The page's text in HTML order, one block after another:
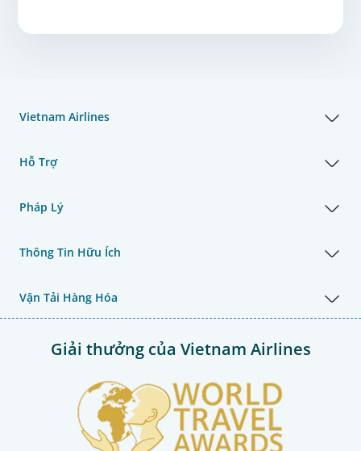
Vietnam Airlines
Hỗ Trợ
Pháp Lý
Thông Tin Hữu Ích
Vận Tải Hàng Hóa
Giải thưởng của Vietnam Airlines